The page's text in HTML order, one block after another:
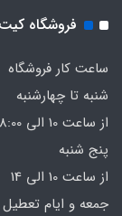
فروشگاه
ساعت کار
شنبه تا چهارشنبه
از ساعت 10 الی 18:00
پنج شنبه
از ساعت 10 الی 14
جمعه و ایام